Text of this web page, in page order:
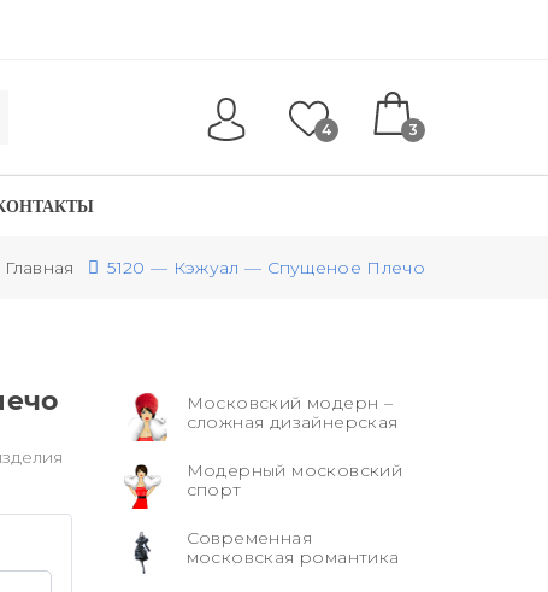
4 3
Главная 5120 — Кэжуал — Спущеное Плечо
Московский модерн –
сложная дизайнерская
Модерный московский
спорт
Современная
московская романтика